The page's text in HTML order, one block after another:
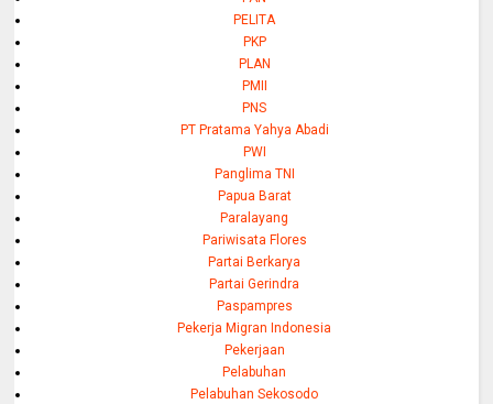
PELITA
PKP
PLAN
PMII
PNS
PT Pratama Yahya Abadi
PWI
Panglima TNI
Papua Barat
Paralayang
Pariwisata Flores
Partai Berkarya
Partai Gerindra
Paspampres
Pekerja Migran Indonesia
Pekerjaan
Pelabuhan
Pelabuhan Sekosodo